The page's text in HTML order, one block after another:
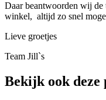
Daar beantwoorden wij de
winkel, altijd zo snel
Lieve groetjes
Team Jill`s
Bekijk ook deze